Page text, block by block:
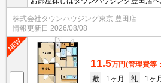
用お客様駐車場あり！
株式会社タウンハウジング東京 豊田店
情報更新日 2026/08/08
11.5万円(管理費等
敷
1ヶ月 礼
1ヶ月